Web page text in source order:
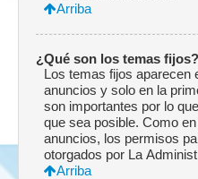
Arriba
¿Qué son los temas fijos?
Los temas fijos aparecen
anuncios y solo en la
son importantes por lo
que sea posible. Como
anuncios, los permisos
otorgados por La
Arriba